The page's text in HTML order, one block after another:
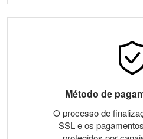
Método de
O processo de
SSL e os